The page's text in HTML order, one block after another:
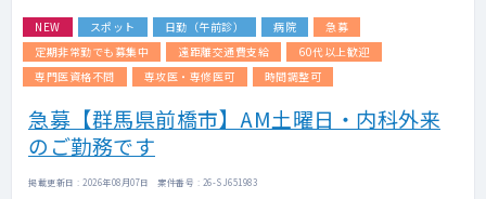
NEW スポット 日勤（午前診） 病院
急募
定期非常勤でも募集中
遠距離交通費支給
60代以上歓迎
専門医資格不問
専攻医・専修医可 時間調整可
急募【群馬県前橋市】AM土曜日・内科外来
のご勤務です
掲載更新日 : 2026年08月07日 案件番号 : 26-SJ651983